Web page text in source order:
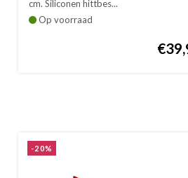
cm. Siliconen hittbes...
Op voorraad
-20%